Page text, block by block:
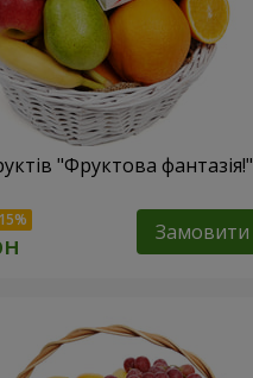
"Фруктова фантазія!"
Замовити